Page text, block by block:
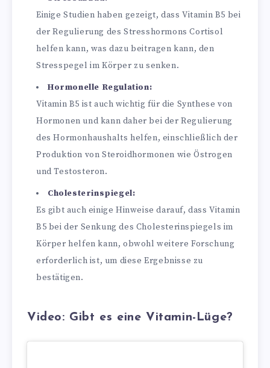
Einige Studien haben gezeigt, dass Vitamin B5 bei
der Regulierung des Stresshormons Cortisol
helfen kann, was dazu beitragen kann, den
Stresspegel im Körper zu senken.
Hormonelle Regulation:
Vitamin B5 ist auch wichtig für die Synthese von
Hormonen und kann daher bei der Regulierung
des Hormonhaushalts helfen, einschließlich der
Produktion von Steroidhormonen wie Östrogen
und Testosteron.
Cholesterinspiegel:
Es gibt auch einige Hinweise darauf, dass Vitamin
B5 bei der Senkung des Cholesterinspiegels im
Körper helfen kann, obwohl weitere Forschung
erforderlich ist, um diese Ergebnisse zu
bestätigen.
Video: Gibt es eine Vitamin-Lüge?